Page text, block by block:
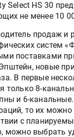
Select HS 30
не менее 10
продаж и
систем
поставками
новые
В первые
только 8-
и 6-
то их
с
можно выбрать